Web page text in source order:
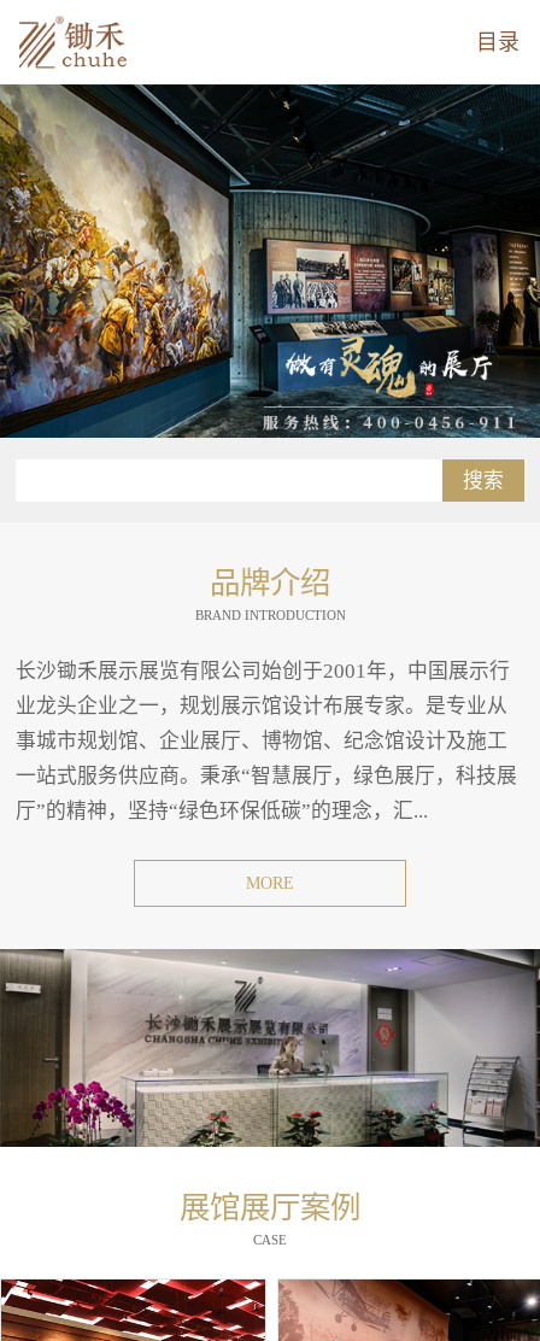
目录
搜索
品牌介绍
BRAND INTRODUCTION
长沙锄禾展示展览有限公司始创于2001年，中国展示行
业龙头企业之一，规划展示馆设计布展专家。是专业从
事城市规划馆、企业展厅、博物馆、纪念馆设计及施工
一站式服务供应商。秉承“智慧展厅，绿色展厅，科技展
厅”的精神，坚持“绿色环保低碳”的理念，汇...
MORE
展馆展厅案例
CASE